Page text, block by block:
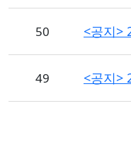
50 <공지>
49 <공지>